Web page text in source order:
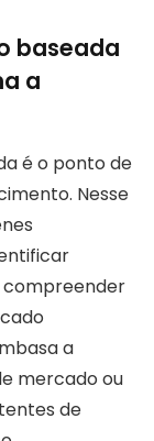
baseada
a
é o ponto de
Nesse
compreender
a
mercado ou
de